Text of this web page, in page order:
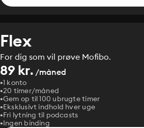
Flex
For dig som vil prøve Mofibo.
89 kr. /måned
1 konto
20 timer/måned
Gem op til 100 ubrugte timer
Eksklusivt indhold hver uge
Fri lytning til podcasts
Ingen binding